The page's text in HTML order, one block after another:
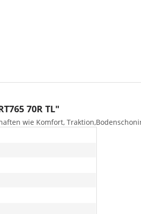
70R TL"
wie Komfort,